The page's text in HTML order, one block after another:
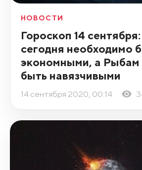
НОВОСТИ
Гороскоп 14
сегодня необходимо
экономными, а Рыбам
быть навязчивыми
14 сентября 2020, 00:14